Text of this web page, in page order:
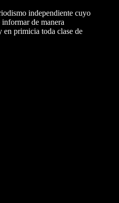
independiente cuyo
de manera
en primicia toda clase de